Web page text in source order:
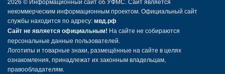
некоммерческим информационным проектом. Официальный сайт
службы находится по адресу:мвд.рф
Сайт не является официальным! На сайте не собираются
персональные данные пользователей.
Логотипы и товарные знаки, размещённые на сайте в целях
ознакомления, принадлежат их законным владельцам,
правообладателям.